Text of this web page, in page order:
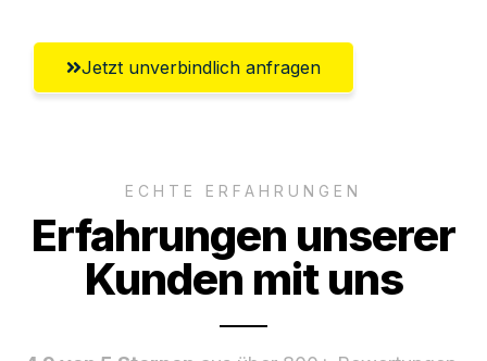
Jetzt unverbindlich anfragen
ECHTE ERFAHRUNGEN
Erfahrungen unserer
Kunden mit uns